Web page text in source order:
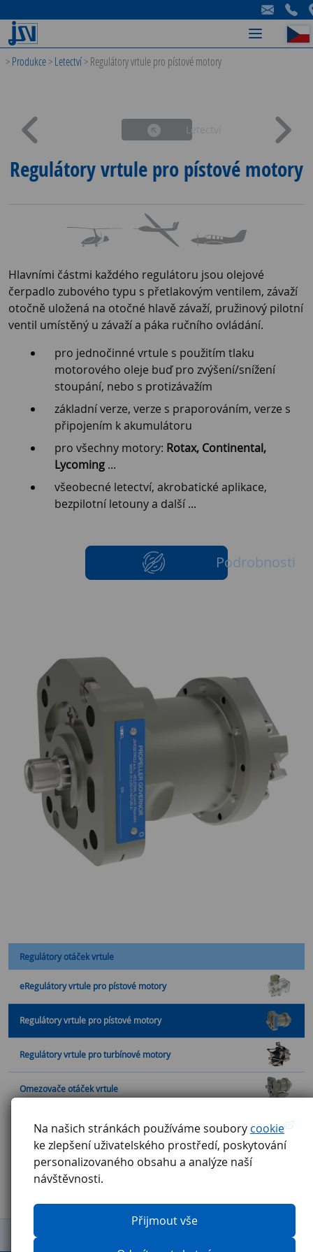
Na našich stránkách používáme soubory cookie
ke zlepšení uživatelského prostředí, poskytování
personalizovaného obsahu a analýze naší
návštěvnosti.
Přijmout vše
-
-
-
>Produkce>Letectví>Regulátory vrtule pro pístové motory
Letectví
Regulátory vrtule pro pístové motory
Hlavními částmi každého regulátoru jsou olejové
čerpadlo zubového typu s přetlakovým ventilem, závaží
otočně uložená na otočné hlavě závaží, pružinový pilotní
ventil umístěný u závaží a páka ručního ovládání.
pro jednočinné vrtule s použitím tlaku
motorového oleje buď pro zvýšení/snížení
stoupání, nebo s protizávažím
základní verze, verze s praporováním, verze s
připojením k akumulátoru
pro všechny motory: Rotax, Continental,
Lycoming...
všeobecné letectví, akrobatické aplikace,
bezpilotní letouny a další ...
Podrobnosti
Regulátory otáček vrtule
eRegulátory vrtule pro pístové motory
Regulátory vrtule pro pístové motory
Regulátory vrtule pro turbínové motory
Omezovače otáček vrtule
Vysílače otáček
Reklamační řád